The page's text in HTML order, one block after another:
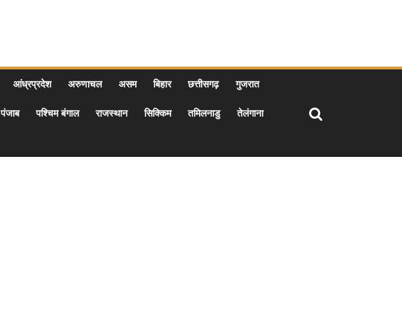
आंध्रप्रदेश अरुणाचल असम बिहार छत्तीसगढ़ गुजरात
पंजाब पश्चिम बंगाल राजस्थान सिक्किम तमिलनाडु तेलंगाना